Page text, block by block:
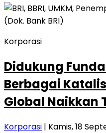
Korporasi
Didukung
Berbagai
Global Naikkan
Korporasi | Kamis, 18